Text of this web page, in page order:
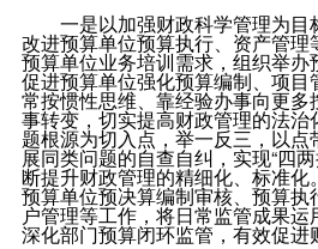
一是以加强财政科学管理为目
改进预算单位预算执行、资产管
预算单位业务培训需求，组织举办
促进预算单位强化预算编制、项
常按惯性思维、靠经验办事向更
事转变，切实提高财政管理的法治
题根源为切入点，举一反三，以
展同类问题的自查自纠，实现“四
断提升财政管理的精细化、标准化
预算单位预决算编制审核、预算执
户管理等工作，将日常监管成果
深化部门预算闭环监管，有效促进